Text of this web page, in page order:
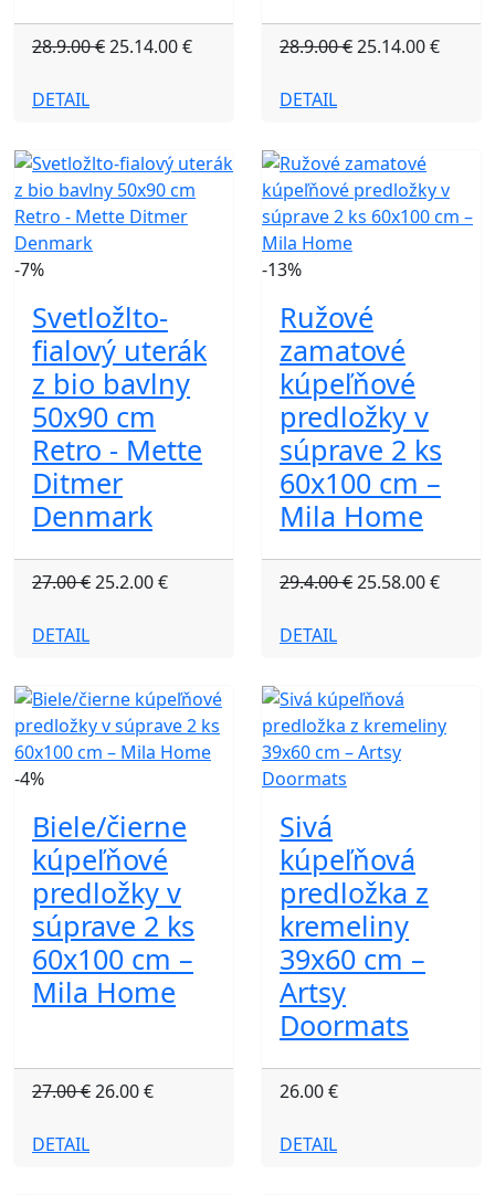
28.9.00 €25.14.00 €
DETAIL
28.9.00 €25.14.00 €
DETAIL
-7%
Svetložlto-
fialový uterák
z bio bavlny
50x90 cm
Retro - Mette
Ditmer
Denmark
27.00 €25.2.00 €
DETAIL
-13%
Ružové
zamatové
kúpeľňové
predložky v
súprave 2 ks
60x100 cm –
Mila Home
29.4.00 €25.58.00 €
DETAIL
-4%
Biele/čierne
kúpeľňové
predložky v
súprave 2 ks
60x100 cm –
Mila Home
27.00 €26.00 €
DETAIL
Sivá
kúpeľňová
predložka z
kremeliny
39x60 cm –
Artsy
Doormats
26.00 €
DETAIL